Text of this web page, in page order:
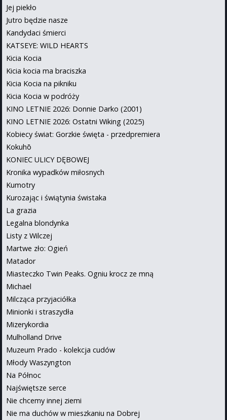
Jej piekło
Jutro będzie nasze
Kandydaci śmierci
KATSEYE: WILD HEARTS
Kicia Kocia
Kicia kocia ma braciszka
Kicia Kocia na pikniku
Kicia Kocia w podróży
KINO LETNIE 2026: Donnie Darko (2001)
KINO LETNIE 2026: Ostatni Wiking (2025)
Kobiecy świat: Gorzkie święta - przedpremiera
Kokuhō
KONIEC ULICY DĘBOWEJ
Kronika wypadków miłosnych
Kumotry
Kurozając i świątynia świstaka
La grazia
Legalna blondynka
Listy z Wilczej
Martwe zło: Ogień
Matador
Miasteczko Twin Peaks. Ogniu krocz ze mną
Michael
Milcząca przyjaciółka
Minionki i straszydła
Mizerykordia
Mulholland Drive
Muzeum Prado - kolekcja cudów
Młody Waszyngton
Na Północ
Najświętsze serce
Nie chcemy innej ziemi
Nie ma duchów w mieszkaniu na Dobrej